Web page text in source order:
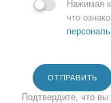
Нажимая
что
ОТПРАВИТЬ
Подтвердите, что вы